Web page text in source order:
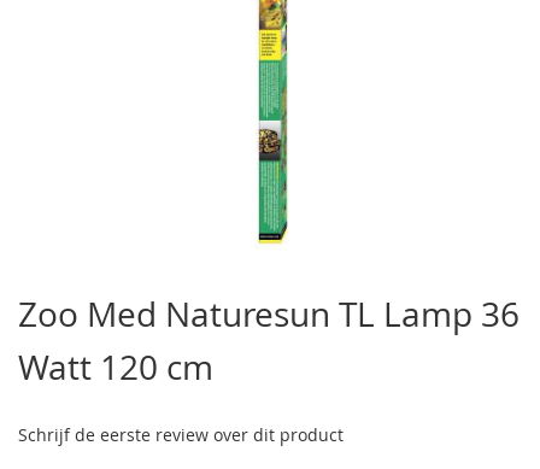
het
begin
van
de
gallerij
Zoo Med Naturesun TL Lamp 36
Watt 120 cm
Schrijf de eerste review over dit product